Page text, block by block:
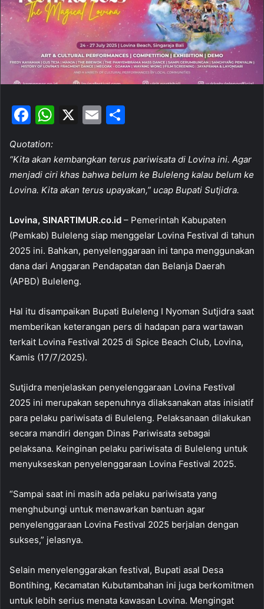
a
i
F
c
e
b
o
k
W
at
s
A
p
X
E
ai
l
ar
e
Quotation:
“Kita akan kembangkan terus pariwisata di Lovina ini. Agar
menjadi ciri khas bahwa belum ke Buleleng kalau belum ke
Lovina. Kita akan terus upayakan,” ucap Bupati Sutjidra.
Lovina, SINARTIMUR.co.id – Pemerintah Kabupaten
(Pemkab) Buleleng siap menggelar Lovina Festival di tahun
2025 ini. Bahkan, penyelenggaraan ini tanpa menggunakan
dana dari Anggaran Pendapatan dan Belanja Daerah
(APBD) Buleleng.
Hal itu disampaikan Bupati Buleleng I Nyoman Sutjidra saat
memberikan keterangan pers di hadapan para wartawan
terkait Lovina Festival 2025 di Spice Beach Club, Lovina,
Kamis (17/7/2025).
Sutjidra menjelaskan penyelenggaraan Lovina Festival
2025 ini merupakan sepenuhnya dilaksanakan atas inisiatif
para pelaku pariwisata di Buleleng. Pelaksanaan dilakukan
secara mandiri dengan Dinas Pariwisata sebagai
pelaksana. Keinginan pelaku pariwisata di Buleleng untuk
menyukseskan penyelenggaraan Lovina Festival 2025.
“Sampai saat ini masih ada pelaku pariwisata yang
menghubungi untuk menawarkan bantuan agar
penyelenggaraan Lovina Festival 2025 berjalan dengan
sukses,” jelasnya.
Selain menyelenggarakan festival, Bupati asal Desa
Bontihing, Kecamatan Kubutambahan ini juga berkomitmen
untuk lebih serius menata kawasan Lovina. Mengingat